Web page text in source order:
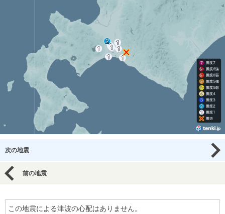
次の地震
前の地震
この地震による津波の心配はありません。